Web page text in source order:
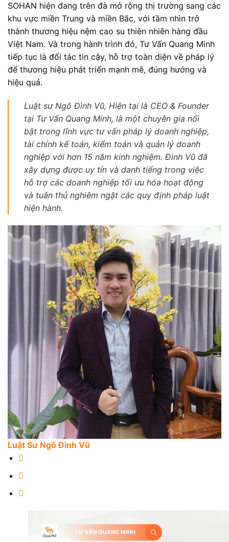
SOHAN hiện đang trên đà mở rộng thị trường sang các
khu vực miền Trung và miền Bắc, với tầm nhìn trở
thành thương hiệu nệm cao su thiên nhiên hàng đầu
Việt Nam. Và trong hành trình đó, Tư Vấn Quang Minh
tiếp tục là đối tác tin cậy, hỗ trợ toàn diện về pháp lý
để thương hiệu phát triển mạnh mẽ, đúng hướng và
hiệu quả.
Luật sư Ngô Đình Vũ, Hiện tại là CEO & Founder
tại Tư Vấn Quang Minh, là một chuyên gia nổi
bật trong lĩnh vực tư vấn pháp lý doanh nghiệp,
tài chính kế toán, kiểm toán và quản lý doanh
nghiệp với hơn 15 năm kinh nghiệm. Đình Vũ đã
xây dựng được uy tín và danh tiếng trong việc
hỗ trợ các doanh nghiệp tối ưu hóa hoạt động
và tuân thủ nghiêm ngặt các quy định pháp luật
hiện hành.
Luật Sư Ngô Đình Vũ